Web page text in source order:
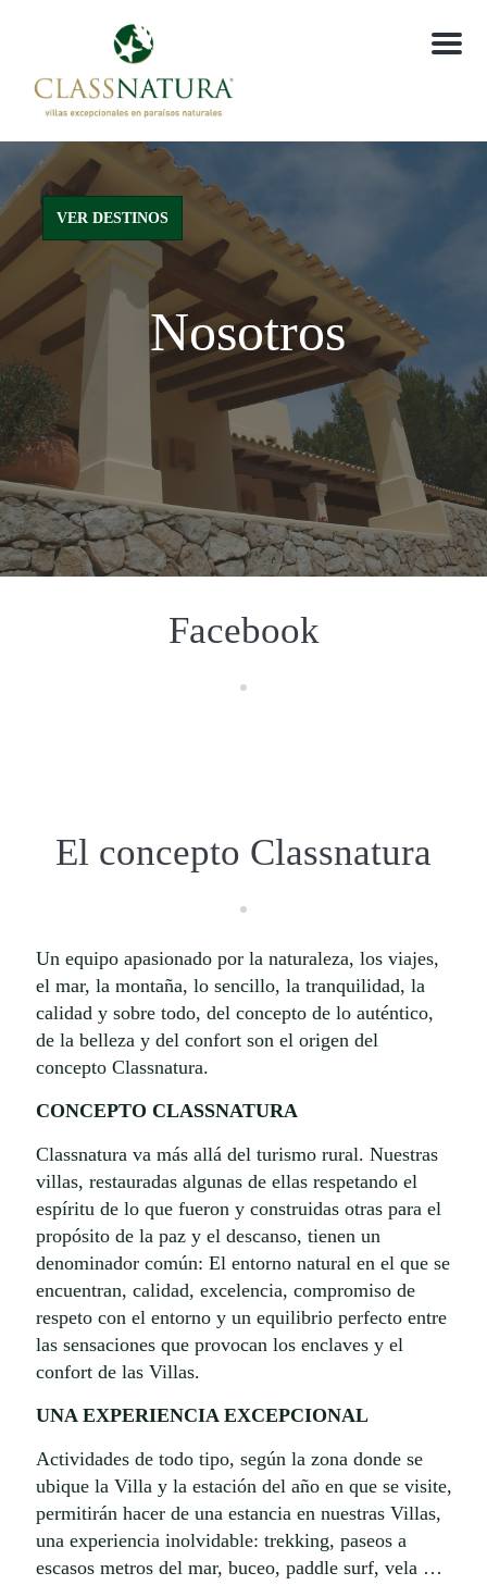
M
VER DESTINOS
Nosotros
Facebook
El concepto Classnatura
Un equipo apasionado por la naturaleza, los viajes,
el mar, la montaña, lo sencillo, la tranquilidad, la
calidad y sobre todo, del concepto de lo auténtico,
de la belleza y del confort son el origen del
concepto Classnatura.
CONCEPTO CLASSNATURA
Classnatura va más allá del turismo rural. Nuestras
villas, restauradas algunas de ellas respetando el
espíritu de lo que fueron y construidas otras para el
propósito de la paz y el descanso, tienen un
denominador común: El entorno natural en el que se
encuentran, calidad, excelencia, compromiso de
respeto con el entorno y un equilibrio perfecto entre
las sensaciones que provocan los enclaves y el
confort de las Villas.
UNA EXPERIENCIA EXCEPCIONAL
Actividades de todo tipo, según la zona donde se
ubique la Villa y la estación del año en que se visite,
permitirán hacer de una estancia en nuestras Villas,
una experiencia inolvidable: trekking, paseos a
escasos metros del mar, buceo, paddle surf, vela …